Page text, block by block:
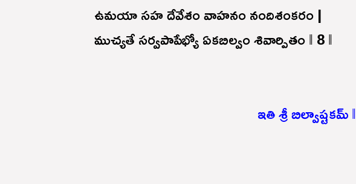
ఉమయా సహ దేవేశం వాహనం నందిశంకరం |
ముచ్యతే సర్వపాపేభ్యో ఏకబిల్వం శివార్పితం ‖ 8 ‖
ఇతి శ్రీ బిల్వాష్టకమ్ ‖